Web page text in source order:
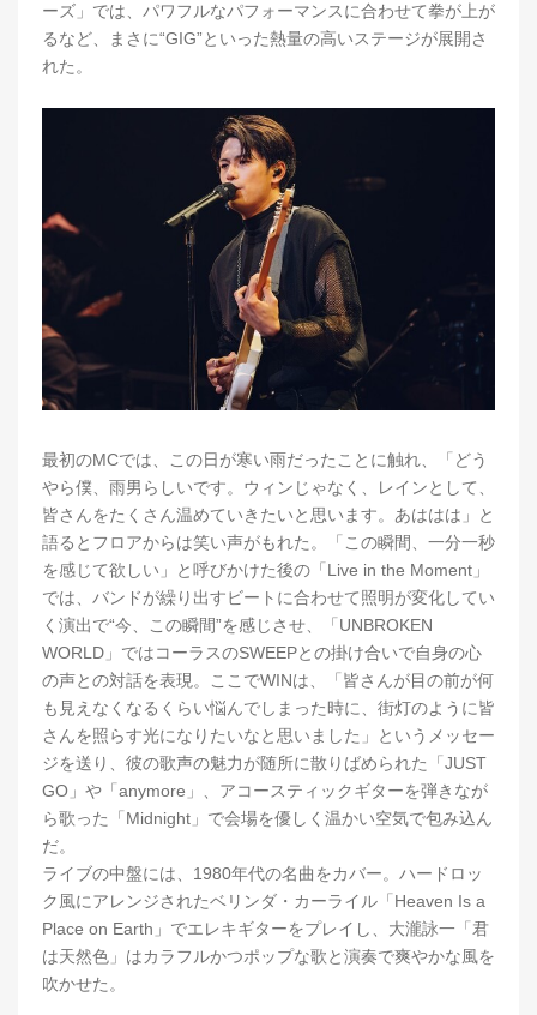
ーズ」では、パワフルなパフォーマンスに合わせて拳が上が
るなど、まさに“GIG”といった熱量の高いステージが展開さ
れた。
最初のMCでは、この日が寒い雨だったことに触れ、「どう
やら僕、雨男らしいです。ウィンじゃなく、レインとして、
皆さんをたくさん温めていきたいと思います。あははは」と
語るとフロアからは笑い声がもれた。「この瞬間、一分一秒
を感じて欲しい」と呼びかけた後の「Live in the Moment」
では、バンドが繰り出すビートに合わせて照明が変化してい
く演出で“今、この瞬間”を感じさせ、「UNBROKEN
WORLD」ではコーラスのSWEEPとの掛け合いで自身の心
の声との対話を表現。ここでWINは、「皆さんが目の前が何
も見えなくなるくらい悩んでしまった時に、街灯のように皆
さんを照らす光になりたいなと思いました」というメッセー
ジを送り、彼の歌声の魅力が随所に散りばめられた「JUST
GO」や「anymore」、アコースティックギターを弾きなが
ら歌った「Midnight」で会場を優しく温かい空気で包み込ん
だ。
ライブの中盤には、1980年代の名曲をカバー。ハードロッ
ク風にアレンジされたベリンダ・カーライル「Heaven Is a
Place on Earth」でエレキギターをプレイし、大瀧詠一「君
は天然色」はカラフルかつポップな歌と演奏で爽やかな風を
吹かせた。